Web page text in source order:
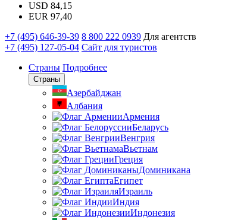
USD 84,15
EUR 97,40
+7 (495) 646-39-39 8 800 222 0939 Для агентств
+7 (495) 127-05-04 Сайт для туристов
Страны Подробнее
Страны
Азербайджан
Албания
Армения
Беларусь
Венгрия
Вьетнам
Греция
Доминикана
Египет
Израиль
Индия
Индонезия